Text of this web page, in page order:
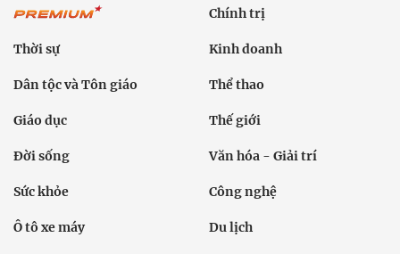
Chính trị
Thời sự Kinh doanh
Dân tộc và Tôn giáo Thể thao
Giáo dục Thế giới
Đời sống Văn hóa - Giải trí
Sức khỏe Công nghệ
Ô tô xe máy Du lịch